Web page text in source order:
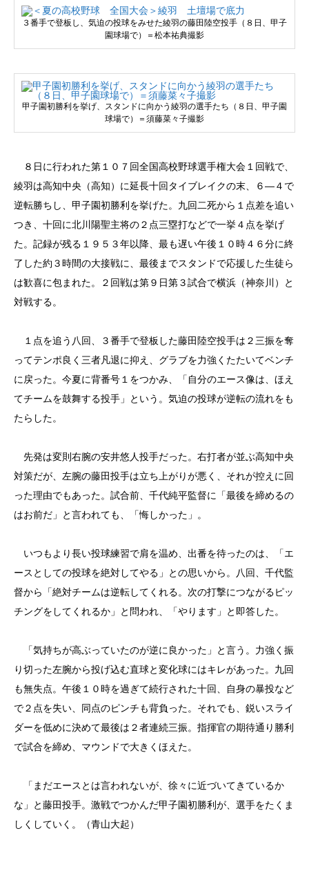
３番手で登板し、気迫の投球をみせた綾羽の藤田陸空投手（８日、甲子
園球場で）＝松本祐典撮影
甲子園初勝利を挙げ、スタンドに向かう綾羽の選手たち（８日、甲子園
球場で）＝須藤菜々子撮影
８日に行われた第１０７回全国高校野球選手権大会１回戦で、
綾羽は高知中央（高知）に延長十回タイブレイクの末、６―４で
逆転勝ちし、甲子園初勝利を挙げた。九回二死から１点差を追い
つき、十回に北川陽聖主将の２点三塁打などで一挙４点を挙げ
た。記録が残る１９５３年以降、最も遅い午後１０時４６分に終
了した約３時間の大接戦に、最後までスタンドで応援した生徒ら
は歓喜に包まれた。２回戦は第９日第３試合で横浜（神奈川）と
対戦する。
１点を追う八回、３番手で登板した藤田陸空投手は２三振を奪
ってテンポ良く三者凡退に抑え、グラブを力強くたたいてベンチ
に戻った。今夏に背番号１をつかみ、「自分のエース像は、ほえ
てチームを鼓舞する投手」という。気迫の投球が逆転の流れをも
たらした。
先発は変則右腕の安井悠人投手だった。右打者が並ぶ高知中央
対策だが、左腕の藤田投手は立ち上がりが悪く、それが控えに回
った理由でもあった。試合前、千代純平監督に「最後を締めるの
はお前だ」と言われても、「悔しかった」。
いつもより長い投球練習で肩を温め、出番を待ったのは、「エ
ースとしての投球を絶対してやる」との思いから。八回、千代監
督から「絶対チームは逆転してくれる。次の打撃につながるピッ
チングをしてくれるか」と問われ、「やります」と即答した。
「気持ちが高ぶっていたのが逆に良かった」と言う。力強く振
り切った左腕から投げ込む直球と変化球にはキレがあった。九回
も無失点。午後１０時を過ぎて続行された十回、自身の暴投など
で２点を失い、同点のピンチも背負った。それでも、鋭いスライ
ダーを低めに決めて最後は２者連続三振。指揮官の期待通り勝利
で試合を締め、マウンドで大きくほえた。
「まだエースとは言われないが、徐々に近づいてきているか
な」と藤田投手。激戦でつかんだ甲子園初勝利が、選手をたくま
しくしていく。（青山大起）